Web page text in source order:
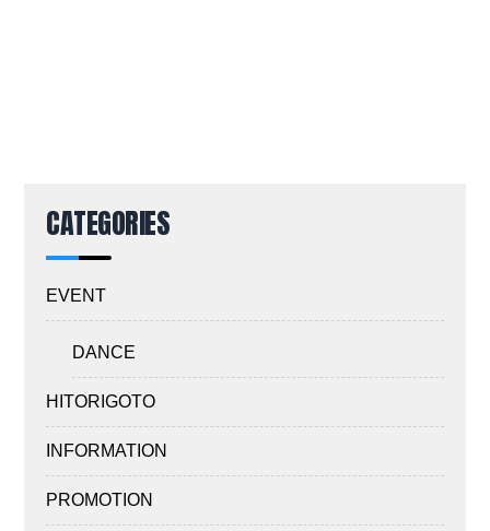
CATEGORIES
EVENT
DANCE
HITORIGOTO
INFORMATION
PROMOTION